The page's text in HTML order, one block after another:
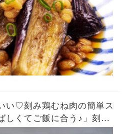
い♡刻み鶏むね肉の簡単ス
しくてご飯に合う♪」刻む
やすい!「まるめし」